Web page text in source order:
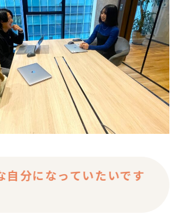
自分になっていたいです